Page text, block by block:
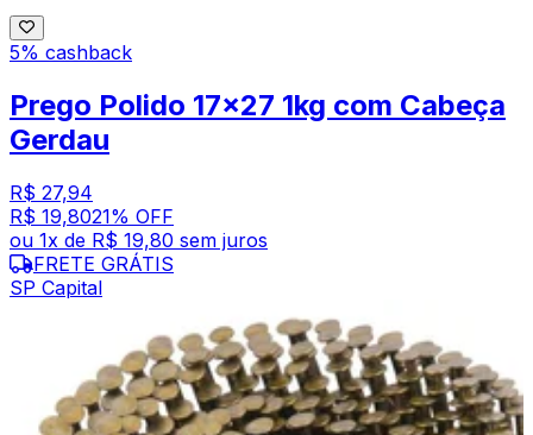
5% cashback
Prego Polido 17x27 1kg com Cabeça
Gerdau
R$ 27,94
R$ 19,8021% OFF
ou 1x de R$ 19,80 sem juros
FRETE GRÁTIS
SP Capital